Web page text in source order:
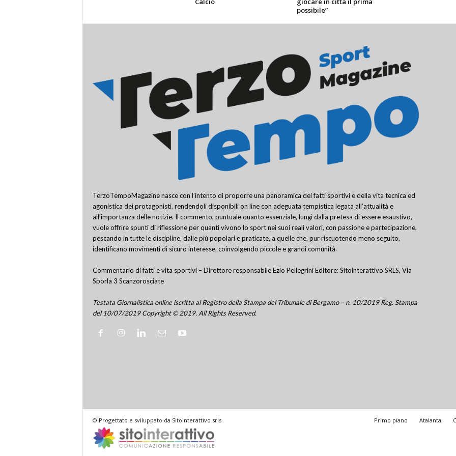
possibile”
TerzoTempoMagazine nasce con l’intento di proporre una panoramica dei fatti sportivi e della vita tecnica ed
agonistica dei protagonisti, rendendoli disponibili on line con adeguata tempistica legata all’attualità e
all’importanza delle notizie. Il commento, puntuale quanto essenziale, lungi dalla pretesa di essere esaustivo,
vuole offrire spunti di riflessione per quanti vivono lo sport nei suoi reali valori, con passione e partecipazione,
pescando in tutte le discipline, dalle più popolari e praticate, a quelle che, pur riscuotendo meno seguito,
identificano movimenti di sicuro interesse, coinvolgendo piccole e grandi comunità.
Commentario di fatti e vita sportivi – Direttore responsabile Ezio Pellegrini Editore: Sitointerattivo SRLS, Via
Sporla 3 Scanzorosciate
Testata Giornalistica online iscritta al Registro della Stampa del Tribunale di Bergamo – n. 10/2019 Reg. Stampa
del 10/07/2019 Copyright © 2019. All Rights Reserved.
Primo piano Atalanta
© Progettato e sviluppato da Sitointerattivo srls